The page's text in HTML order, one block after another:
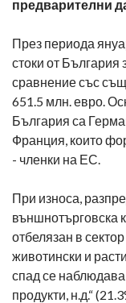
предварителни
През периода
стоки от България
сравнение със
651.5 млн. евро.
България са
Франция, които
- членки на ЕС.
При износа,
външнотърговска
отбелязан в
животински и
спад се наблюдава
продукти, н.д.“